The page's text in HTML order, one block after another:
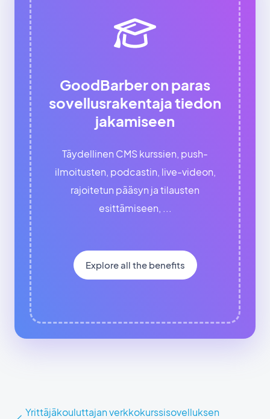
GoodBarber on paras
sovellusrakentaja tiedon
jakamiseen
Täydellinen CMS kurssien, push-
ilmoitusten, podcastin, live-videon,
rajoitetun pääsyn ja tilausten
esittämiseen, ...
Explore all the benefits
Yrittäjäkouluttajan verkkokurssisovelluksen